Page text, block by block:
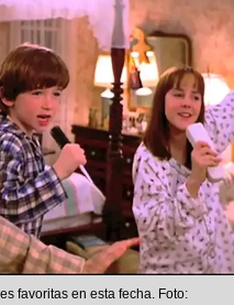
favoritas en esta fecha. Foto: